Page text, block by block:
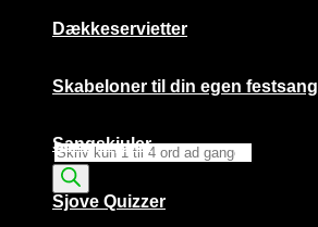
Products
search
Dækkeservietter
Skabeloner til din egen festsang
Sangskjuler
Sjove Quizzer